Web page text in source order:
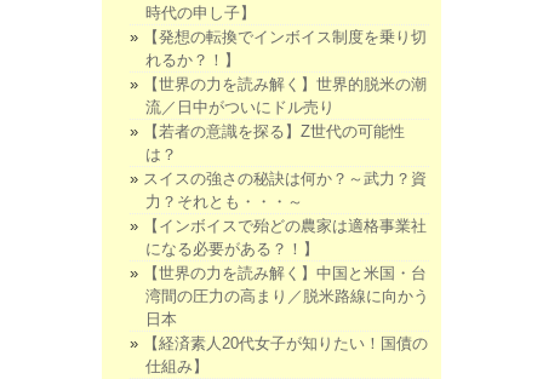
時代の申し子】
【発想の転換でインボイス制度を乗り切
れるか？！】
【世界の力を読み解く】世界的脱米の潮
流／日中がついにドル売り
【若者の意識を探る】Z世代の可能性
は？
スイスの強さの秘訣は何か？～武力？資
力？それとも・・・～
【インボイスで殆どの農家は適格事業社
になる必要がある？！】
【世界の力を読み解く】中国と米国・台
湾間の圧力の高まり／脱米路線に向かう
日本
【経済素人20代女子が知りたい！国債の
仕組み】